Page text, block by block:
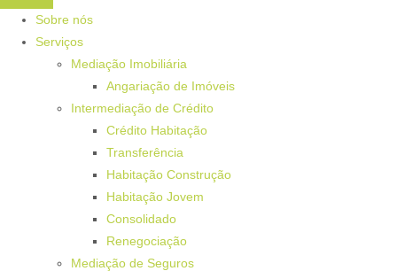
Sobre nós
Serviços
Mediação Imobiliária
Angariação de Imóveis
Intermediação de Crédito
Crédito Habitação
Transferência
Habitação Construção
Habitação Jovem
Consolidado
Renegociação
Mediação de Seguros